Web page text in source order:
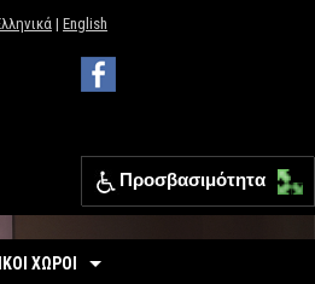
| English
ΧΩΡΟΙ
Προσβασιμότητα